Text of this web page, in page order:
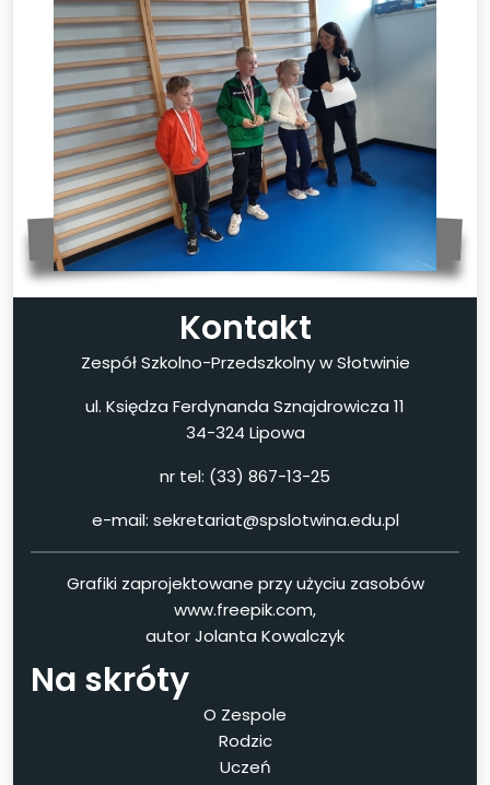
Kontakt
Zespół Szkolno-Przedszkolny w Słotwinie
ul. Księdza Ferdynanda Sznajdrowicza 11
34-324 Lipowa
nr tel: (33) 867-13-25
e-mail: sekretariat@spslotwina.edu.pl
Grafiki zaprojektowane przy użyciu zasobów
www.freepik.com,
autor Jolanta Kowalczyk
Na skróty
O Zespole
Rodzic
Uczeń